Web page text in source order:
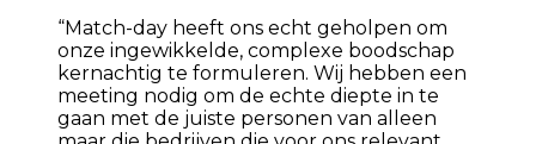
“Match-day heeft ons echt geholpen om
onze ingewikkelde, complexe boodschap
kernachtig te formuleren. Wij hebben een
meeting nodig om de echte diepte in te
gaan met de juiste personen van alleen